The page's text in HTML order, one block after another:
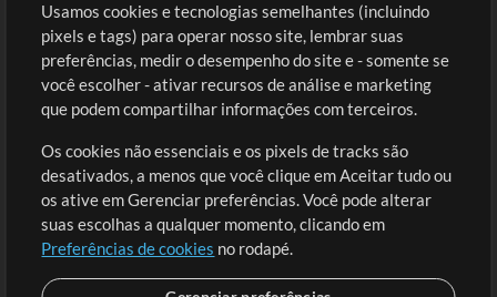
Comprar Créditos
Conteúdo Grátis
Solicite uma Música
Extras
Sessões
Envie seu conteúdo
Playlist
Entre
Cadastre-se
Ir ao carrinho
Usamos cookies e tecnologias semelhantes (incluindo
pixels e tags) para operar nosso site, lembrar suas
preferências, medir o desempenho do site e - somente se
você escolher - ativar recursos de análise e marketing
que podem compartilhar informações com terceiros.
Os cookies não essenciais e os pixels de tracks são
desativados, a menos que você clique em Aceitar tudo ou
os ative em Gerenciar preferências. Você pode alterar
suas escolhas a qualquer momento, clicando em
Preferências de cookies no rodapé.